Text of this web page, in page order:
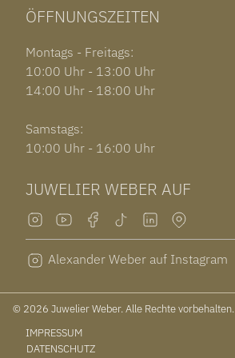
ÖFFNUNGSZEITEN
Montags - Freitags:
10:00 Uhr - 13:00 Uhr
14:00 Uhr - 18:00 Uhr
Samstags:
10:00 Uhr - 16:00 Uhr
JUWELIER WEBER AUF
Alexander Weber auf Instagram
© 2026 Juwelier Weber. Alle Rechte vorbehalten.
IMPRESSUM
DATENSCHUTZ